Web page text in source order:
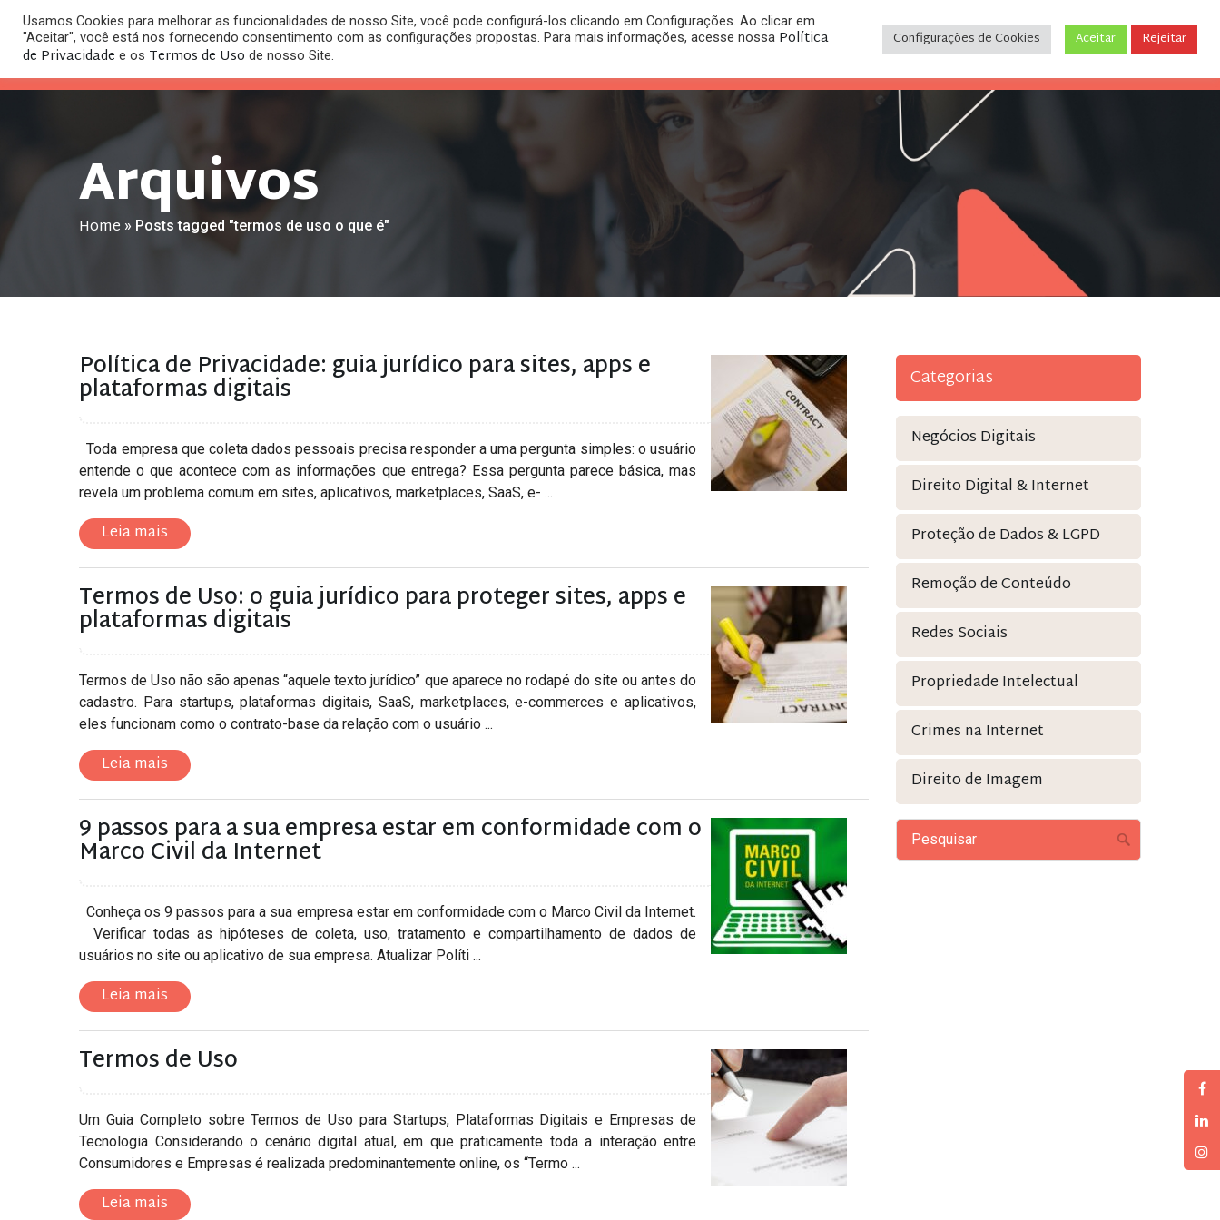
HOME O PLANO REGISTRO DE PUBLICAÇÕES CONTATO (31) 3243-9035
Arquivos
Home » Posts tagged "termos de uso o que é"
Política de Privacidade: guia jurídico para sites, apps e
plataformas digitais
Toda empresa que coleta dados pessoais precisa responder a uma pergunta simples: o usuário
entende o que acontece com as informações que entrega? Essa pergunta parece básica, mas
revela um problema comum em sites, aplicativos, marketplaces, SaaS, e- ...
Leia mais
Termos de Uso: o guia jurídico para proteger sites, apps e
plataformas digitais
Termos de Uso não são apenas “aquele texto jurídico” que aparece no rodapé do site ou antes do
cadastro. Para startups, plataformas digitais, SaaS, marketplaces, e-commerces e aplicativos,
eles funcionam como o contrato-base da relação com o usuário ...
Leia mais
9 passos para a sua empresa estar em conformidade com o
Marco Civil da Internet
Conheça os 9 passos para a sua empresa estar em conformidade com o Marco Civil da Internet.
Verificar todas as hipóteses de coleta, uso, tratamento e compartilhamento de dados de
usuários no site ou aplicativo de sua empresa. Atualizar Políti ...
Leia mais
Termos de Uso
Um Guia Completo sobre Termos de Uso para Startups, Plataformas Digitais e Empresas de
Tecnologia Considerando o cenário digital atual, em que praticamente toda a interação entre
Consumidores e Empresas é realizada predominantemente online, os “Termo ...
Leia mais
Categorias
Negócios Digitais
Direito Digital & Internet
Proteção de Dados & LGPD
Remoção de Conteúdo
Redes Sociais
Propriedade Intelectual
Crimes na Internet
Direito de Imagem
Usamos Cookies para melhorar as funcionalidades de nosso Site, você pode configurá-los clicando em Configurações. Ao clicar em
"Aceitar", você está nos fornecendo consentimento com as configurações propostas. Para mais informações, acesse nossa Política
de Privacidade e os Termos de Uso de nosso Site.
Configurações de Cookies Aceitar Rejeitar